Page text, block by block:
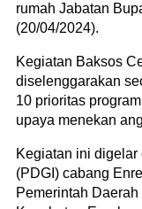
rumah Jabatan
(20/04/2024).
Kegiatan Baksos
diselenggarakan
10 prioritas
upaya menekan
Kegiatan ini
(PDGI) cabang
Pemerintah